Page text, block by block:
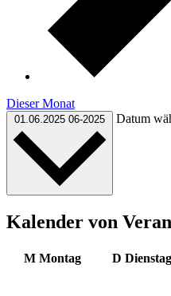
Dieser Monat
01.06.2025 06-2025 Datum
Kalender von
M Montag D Dienstag